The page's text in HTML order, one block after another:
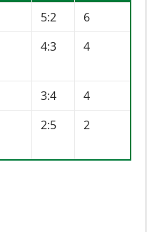
5:2
6
4:3 4
3:4
4
2:5 2